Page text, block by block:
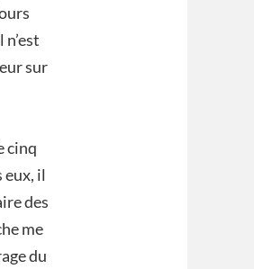
sur
cinq
eux, il
des
me
du